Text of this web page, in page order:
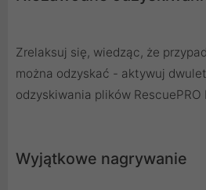
Zrelaksuj się, wiedząc, że
można odzyskać - aktywuj
odzyskiwania plików RescuePRO
Wyjątkowe nagrywanie